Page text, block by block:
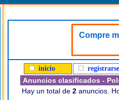
Compre
inicio registrarse
Anuncios clasificados -
Hay un total de 2anuncios.